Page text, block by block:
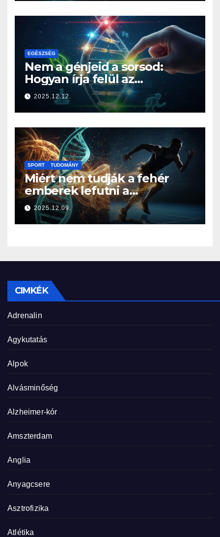
EGÉSZSÉG
Nem a génjeid a sorsod:
Hogyan írja felül az
életmódod az örökségedet?
2025.12.12.
SPORT TUDOMÁNY
Miért nem tudják a fehér
emberek lefutni a
jamaicaiakat? A sprintelés
genetikája
2025.12.09.
CIMKÉK
Adrenalin
Agykutatás
Alpok
Alvásminőség
Alzheimer-kór
Amszterdam
Anglia
Anyagcsere
Asztrofizika
Atlétika